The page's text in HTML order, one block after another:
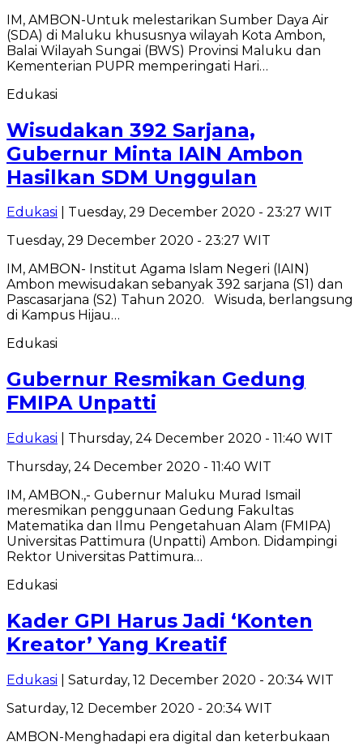
IM, AMBON-Untuk melestarikan Sumber Daya Air
(SDA) di Maluku khususnya wilayah Kota Ambon,
Balai Wilayah Sungai (BWS) Provinsi Maluku dan
Kementerian PUPR memperingati Hari…
Edukasi
Wisudakan 392 Sarjana,
Gubernur Minta IAIN Ambon
Hasilkan SDM Unggulan
Edukasi | Tuesday, 29 December 2020 - 23:27 WIT
Tuesday, 29 December 2020 - 23:27 WIT
IM, AMBON- Institut Agama Islam Negeri (IAIN)
Ambon mewisudakan sebanyak 392 sarjana (S1) dan
Pascasarjana (S2) Tahun 2020. Wisuda, berlangsung
di Kampus Hijau…
Edukasi
Gubernur Resmikan Gedung
FMIPA Unpatti
Edukasi | Thursday, 24 December 2020 - 11:40 WIT
Thursday, 24 December 2020 - 11:40 WIT
IM, AMBON.,- Gubernur Maluku Murad Ismail
meresmikan penggunaan Gedung Fakultas
Matematika dan Ilmu Pengetahuan Alam (FMIPA)
Universitas Pattimura (Unpatti) Ambon. Didampingi
Rektor Universitas Pattimura…
Edukasi
Kader GPI Harus Jadi ‘Konten
Kreator’ Yang Kreatif
Edukasi | Saturday, 12 December 2020 - 20:34 WIT
Saturday, 12 December 2020 - 20:34 WIT
AMBON-Menghadapi era digital dan keterbukaan